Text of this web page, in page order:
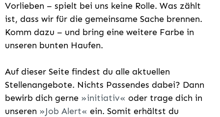
Vorlieben – spielt bei uns keine Rolle. Was zählt
ist, dass wir für die gemeinsame Sache brennen.
Komm dazu – und bring eine weitere Farbe in
unseren bunten Haufen.
Auf dieser Seite findest du alle aktuellen
Stellenangebote. Nichts Passendes dabei? Dann
bewirb dich gerne
initiativ
oder trage dich in
unseren
Job Alert
ein. Somit erhältst du